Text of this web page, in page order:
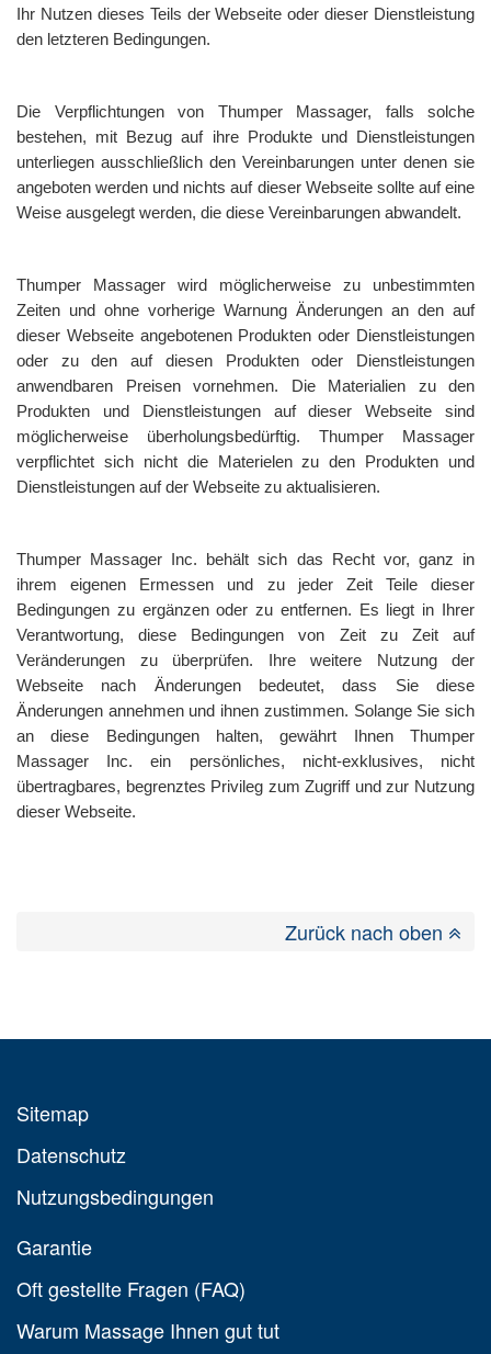
Ihr Nutzen dieses Teils der Webseite oder dieser Dienstleistung
den letzteren Bedingungen.
Die Verpflichtungen von Thumper Massager, falls solche
bestehen, mit Bezug auf ihre Produkte und Dienstleistungen
unterliegen ausschließlich den Vereinbarungen unter denen sie
angeboten werden und nichts auf dieser Webseite sollte auf eine
Weise ausgelegt werden, die diese Vereinbarungen abwandelt.
Thumper Massager wird möglicherweise zu unbestimmten
Zeiten und ohne vorherige Warnung Änderungen an den auf
dieser Webseite angebotenen Produkten oder Dienstleistungen
oder zu den auf diesen Produkten oder Dienstleistungen
anwendbaren Preisen vornehmen. Die Materialien zu den
Produkten und Dienstleistungen auf dieser Webseite sind
möglicherweise überholungsbedürftig. Thumper Massager
verpflichtet sich nicht die Materielen zu den Produkten und
Dienstleistungen auf der Webseite zu aktualisieren.
Thumper Massager Inc. behält sich das Recht vor, ganz in
ihrem eigenen Ermessen und zu jeder Zeit Teile dieser
Bedingungen zu ergänzen oder zu entfernen. Es liegt in Ihrer
Verantwortung, diese Bedingungen von Zeit zu Zeit auf
Veränderungen zu überprüfen. Ihre weitere Nutzung der
Webseite nach Änderungen bedeutet, dass Sie diese
Änderungen annehmen und ihnen zustimmen. Solange Sie sich
an diese Bedingungen halten, gewährt Ihnen Thumper
Massager Inc. ein persönliches, nicht-exklusives, nicht
übertragbares, begrenztes Privileg zum Zugriff und zur Nutzung
dieser Webseite.
Zurück nach oben
Sitemap
Datenschutz
Nutzungsbedingungen
Garantie
Oft gestellte Fragen (FAQ)
Warum Massage Ihnen gut tut